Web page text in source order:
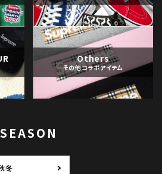
Others
その他コラボアイテム
SEASON
冬